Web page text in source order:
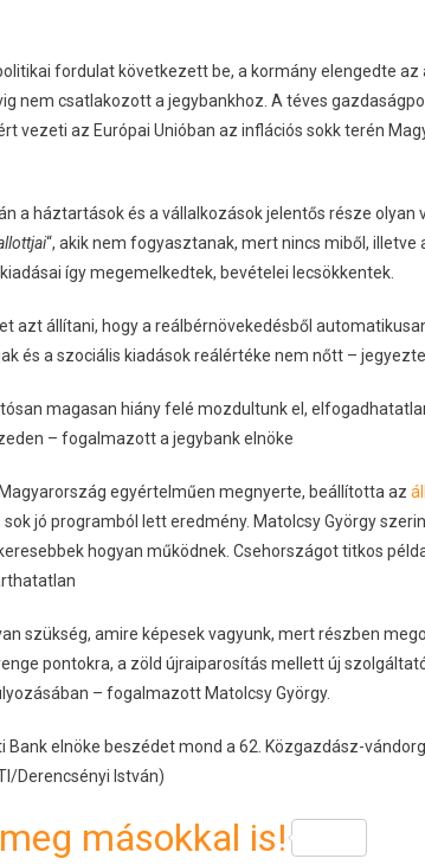
fordulat következett be, a kormány elengedte
nem csatlakozott a jegybankhoz. A téves
vezeti az Európai Unióban az inflációs sokk terén
a háztartások és a vállalkozások jelentős része
“, akik nem fogyasztanak, mert nincs miből,
így megemelkedtek, bevételei lecsökkentek.
azt állítani, hogy a reálbérnövekedésből
és a szociális kiadások reálértéke nem nőtt – jegyezte
magasan hiány felé mozdultunk el,
– fogalmazott a jegybank elnöke
egyértelműen megnyerte, beállította az
jó programból lett eredmény. Matolcsy György
hogyan működnek. Csehországot titkos
szükség, amire képesek vagyunk, mert részben
pontokra, a zöld újraiparosítás mellett új
– fogalmazott Matolcsy György.
Bank elnöke beszédet mond a 62. Közgazdász-
Derencsényi István)
másokkal is!